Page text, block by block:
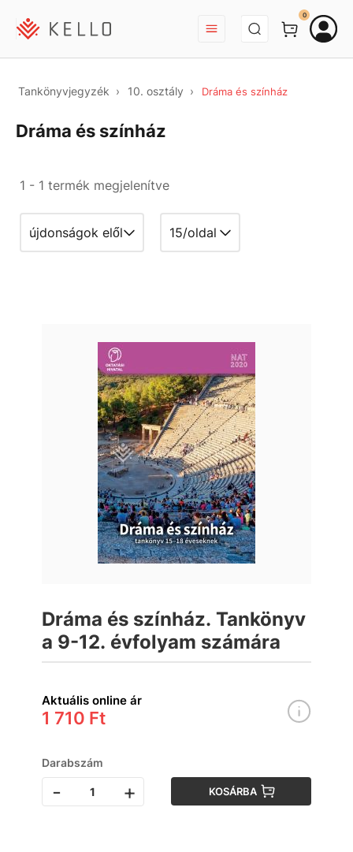
BEJELENTKEZÉS
0
Tankönyvjegyzék 10. osztály Dráma és színház
Dráma és színház
1 - 1 termék megjelenítve
Dráma és színház. Tankönyv
a 9-12. évfolyam számára
Aktuális online ár
1 710 Ft
Darabszám
- + KOSÁRBA